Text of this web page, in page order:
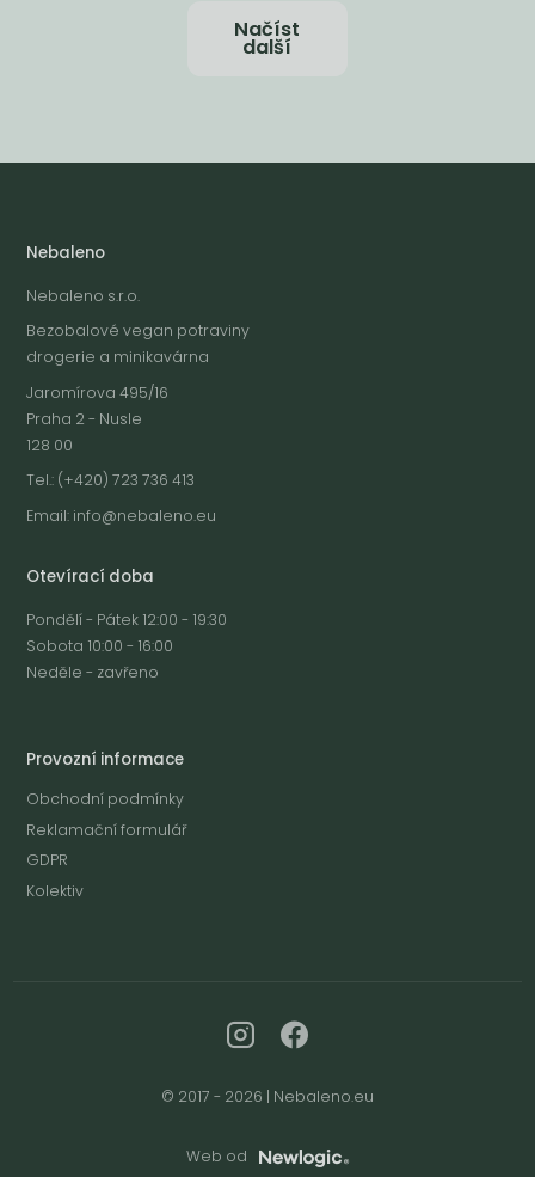
Načíst
další
Nebaleno
Nebaleno s.r.o.
Bezobalové vegan potraviny
drogerie a minikavárna
Jaromírova 495/16
Praha 2 - Nusle
128 00
Tel.: (+420) 723 736 413
Email: info@nebaleno.eu
Otevírací doba
Pondělí - Pátek 12:00 - 19:30
Sobota 10:00 - 16:00
Neděle - zavřeno
Provozní informace
Obchodní podmínky
Reklamační formulář
GDPR
Kolektiv
© 2017 - 2026 | Nebaleno.eu
Web od